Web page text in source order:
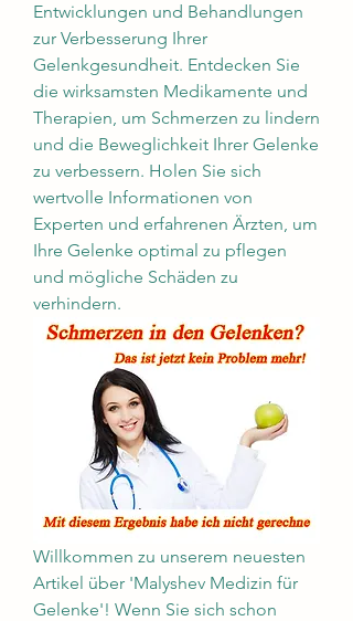
Entwicklungen und Behandlungen
zur Verbesserung Ihrer
Gelenkgesundheit. Entdecken Sie
die wirksamsten Medikamente und
Therapien, um Schmerzen zu lindern
und die Beweglichkeit Ihrer Gelenke
zu verbessern. Holen Sie sich
wertvolle Informationen von
Experten und erfahrenen Ärzten, um
Ihre Gelenke optimal zu pflegen
und mögliche Schäden zu
verhindern.
Willkommen zu unserem neuesten
Artikel über 'Malyshev Medizin für
Gelenke'! Wenn Sie sich schon